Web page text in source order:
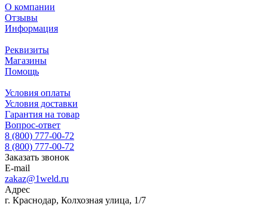
О компании
Отзывы
Информация
Реквизиты
Магазины
Помощь
Условия оплаты
Условия доставки
Гарантия на товар
Вопрос-ответ
8 (800) 777-00-72
8 (800) 777-00-72
Заказать звонок
E-mail
zakaz@1weld.ru
Адрес
г. Краснодар, Колхозная улица, 1/7